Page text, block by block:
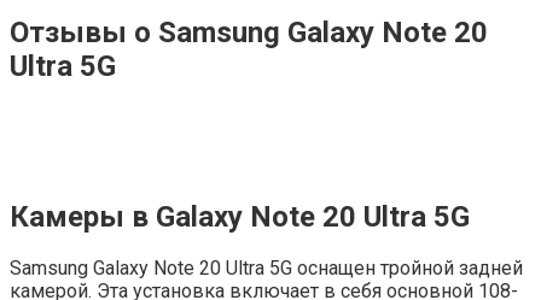
Отзывы о Samsung Galaxy Note 20
Ultra 5G
Камеры в Galaxy Note 20 Ultra 5G
Samsung Galaxy Note 20 Ultra 5G оснащен тройной задней
камерой. Эта установка включает в себя основной 108-